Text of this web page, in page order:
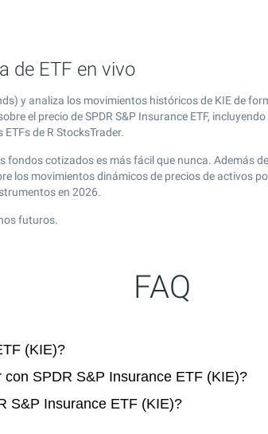
de ETF en vivo
y analiza los movimientos históricos de KIE de
el precio de SPDR S&P Insurance ETF,
de R StocksTrader.
fondos cotizados es más fácil que nunca. Además
los movimientos dinámicos de precios de activos
en 2026.
futuros.
FAQ
(KIE)?
SPDR S&P Insurance ETF (KIE)?
S&P Insurance ETF (KIE)?